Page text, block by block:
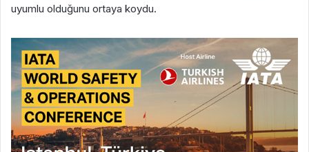
uyumlu olduğunu ortaya koydu.